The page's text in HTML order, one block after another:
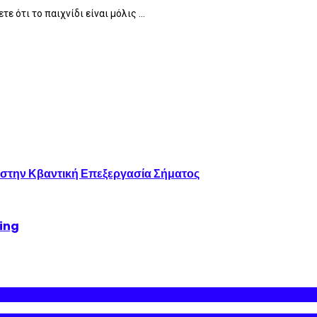
το παιχνίδι είναι μόλις ...
Κβαντική Επεξεργασία Σήματος